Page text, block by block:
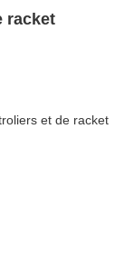
racket